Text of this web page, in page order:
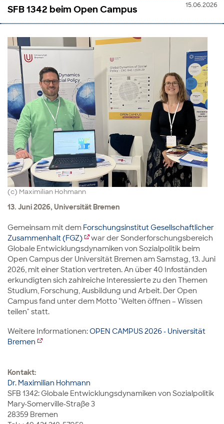
15.06.2026
SFB 1342 beim Open Campus
(c) Maximilian Hohmann
13. Juni 2026, Universität Bremen
Gemeinsam mit dem Forschungsinstitut Gesellschaftlicher
Zusammenhalt (FGZ)
war der Sonderforschungsbereich
Globale Entwicklungsdynamiken von Sozialpolitik beim
Open Campus der Universität Bremen am Samstag, 13. Juni
2026, mit einer Station vertreten. An über 40 Infoständen
erkundigten sich zahlreiche Interessierte zu den Themen
Studium, Forschung, Ausbildung und Arbeit. Der Open
Campus fand unter dem Motto "Welten öffnen – Wissen
teilen" statt.
Weitere Informationen:OPEN CAMPUS 2026 - Universität
Bremen
Kontakt:
Dr. Maximilian Hohmann
SFB 1342: Globale Entwicklungsdynamiken von Sozialpolitik
Mary-Somerville-Straße 3
28359 Bremen